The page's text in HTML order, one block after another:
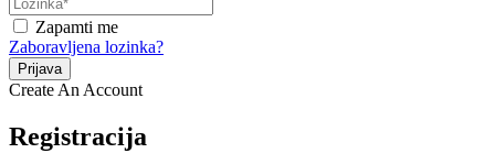
Zapamti me
Zaboravljena lozinka?
Create An Account
Registracija